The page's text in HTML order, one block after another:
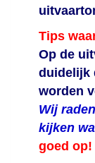
Tips
Op de
duidelijk
worden
Wij
kijken
goed op!